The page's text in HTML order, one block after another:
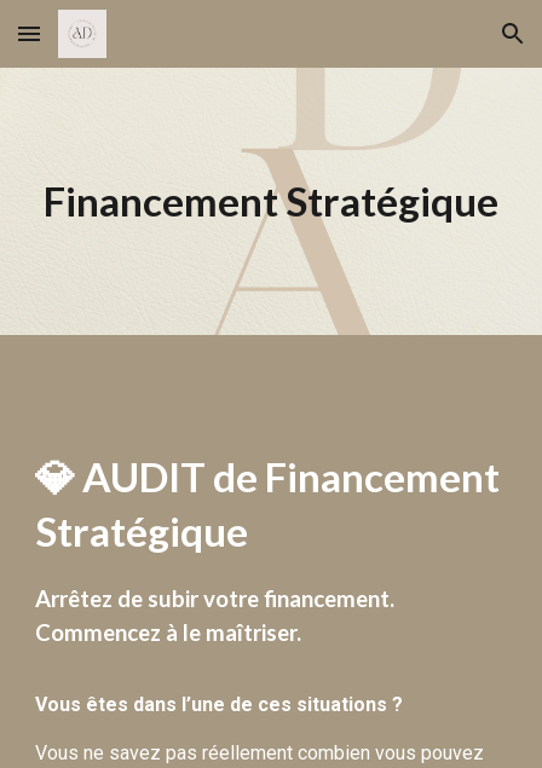
Skip to main content Skip to navigation
Financement Stratégique
💎 AUDIT de Financement
Stratégique
Arrêtez de subir votre financement.
Commencez à le maîtriser.
Vous êtes dans l’une de ces situations ?
Vous ne savez pas réellement combien vous pouvez